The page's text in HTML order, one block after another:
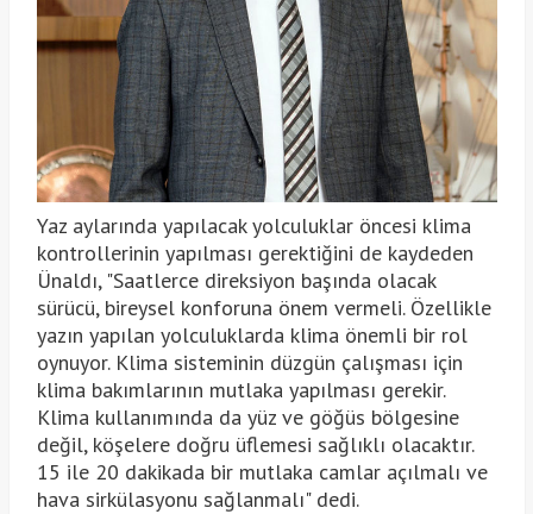
Yaz aylarında yapılacak yolculuklar öncesi klima
kontrollerinin yapılması gerektiğini de kaydeden
Ünaldı, "Saatlerce direksiyon başında olacak
sürücü, bireysel konforuna önem vermeli. Özellikle
yazın yapılan yolculuklarda klima önemli bir rol
oynuyor. Klima sisteminin düzgün çalışması için
klima bakımlarının mutlaka yapılması gerekir.
Klima kullanımında da yüz ve göğüs bölgesine
değil, köşelere doğru üflemesi sağlıklı olacaktır.
15 ile 20 dakikada bir mutlaka camlar açılmalı ve
hava sirkülasyonu sağlanmalı" dedi.